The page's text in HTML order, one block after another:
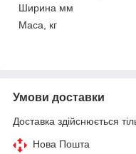
Ширина мм
Маса, кг
Умови доставки
Доставка здійснюється
Нова Пошта